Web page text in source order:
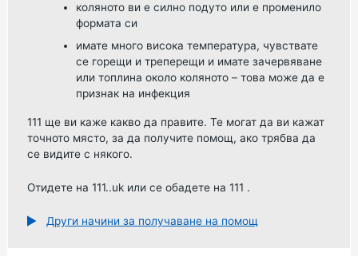
коляното ви е силно подуто или е променило
формата си
имате много висока температура, чувствате
се горещи и треперещи и имате зачервяване
или топлина около коляното – това може да е
признак на инфекция
111 ще ви каже какво да правите. Те могат да ви кажат
точното място, за да получите помощ, ако трябва да
се видите с някого.
Отидете на 111..ukили се обадете на 111 .
Други начини за получаване на помощ